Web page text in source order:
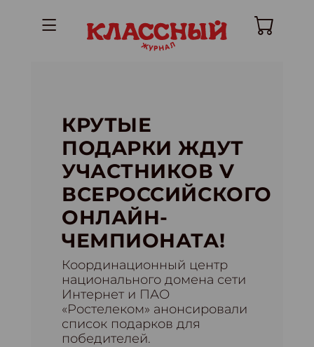
КРУТЫЕ
ПОДАРКИ ЖДУТ
УЧАСТНИКОВ V
ВСЕРОССИЙСКОГО
ОНЛАЙН-
ЧЕМПИОНАТА!
Координационный центр
национального домена сети
Интернет и ПАО
«Ростелеком» анонсировали
список подарков для
победителей.